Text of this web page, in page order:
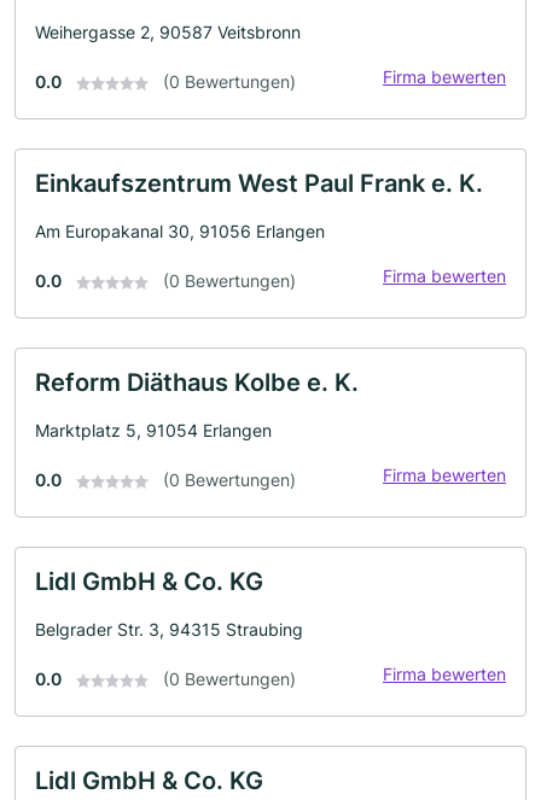
Weihergasse 2, 90587 Veitsbronn
0.0 (0 Bewertungen) Firma bewerten
Einkaufszentrum West Paul Frank e. K.
Am Europakanal 30, 91056 Erlangen
0.0 (0 Bewertungen) Firma bewerten
Reform Diäthaus Kolbe e. K.
Marktplatz 5, 91054 Erlangen
0.0 (0 Bewertungen) Firma bewerten
Lidl GmbH & Co. KG
Belgrader Str. 3, 94315 Straubing
0.0 (0 Bewertungen) Firma bewerten
Lidl GmbH & Co. KG